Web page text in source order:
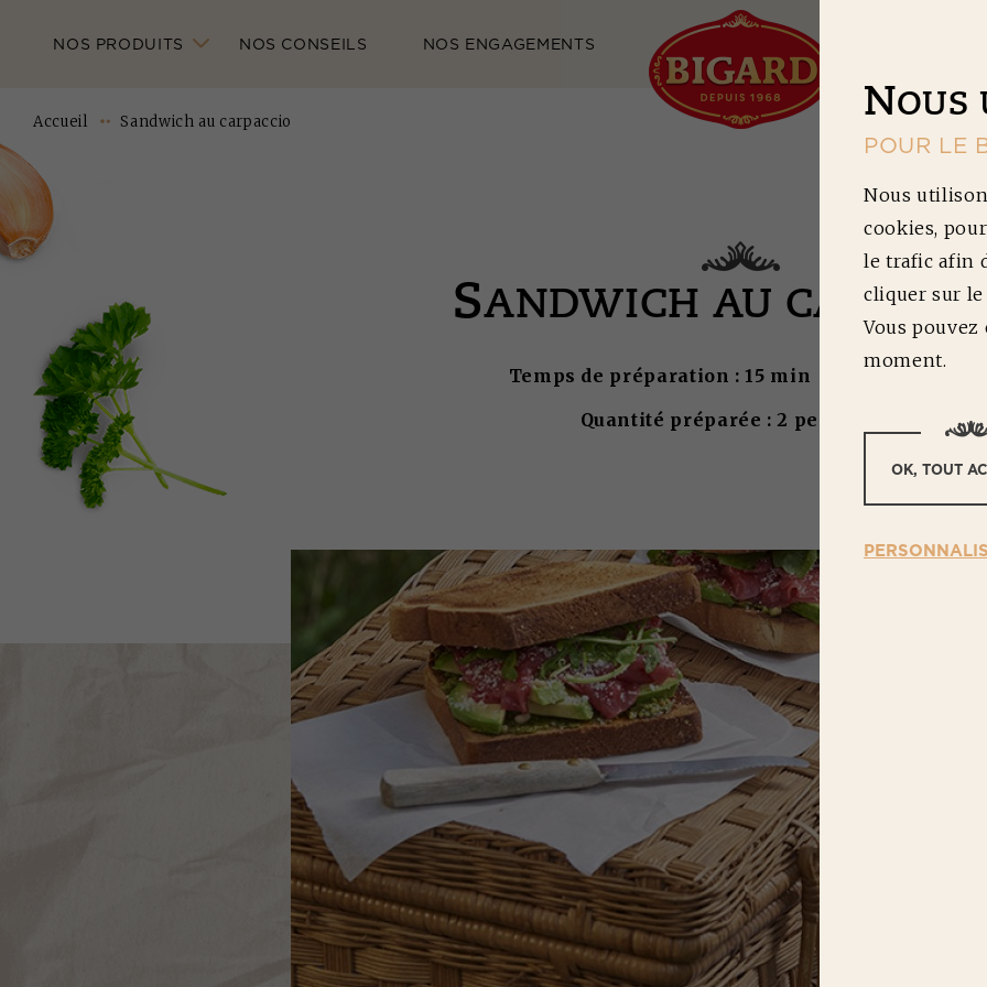
NOS PRODUITS NOS CONSEILS NOS ENGAGEMENTS
Accueil Sandwich au carpaccio
SANDWICH AU
Temps de préparation : 15 min | Difficulté : 2/5
Quantité préparée : 2 personnes
NOUS
POUR LE
Nous
cookies,
le trafic afin
cliquer sur
Vous
moment.
OK, TOUT